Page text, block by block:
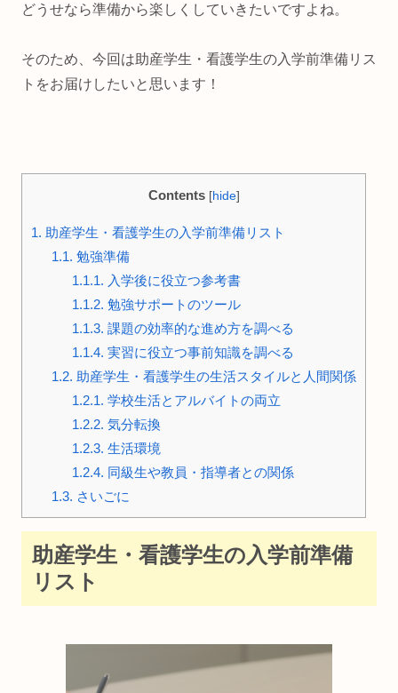
どうせなら準備から楽しくしていきたいですよね。
そのため、今回は助産学生・看護学生の入学前準備リス
トをお届けしたいと思います！
Contents [hide]
1. 助産学生・看護学生の入学前準備リスト
1.1. 勉強準備
1.1.1. 入学後に役立つ参考書
1.1.2. 勉強サポートのツール
1.1.3. 課題の効率的な進め方を調べる
1.1.4. 実習に役立つ事前知識を調べる
1.2. 助産学生・看護学生の生活スタイルと人間関係
1.2.1. 学校生活とアルバイトの両立
1.2.2. 気分転換
1.2.3. 生活環境
1.2.4. 同級生や教員・指導者との関係
1.3. さいごに
助産学生・看護学生の入学前準備
リスト